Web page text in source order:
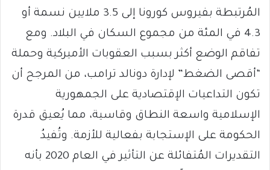
المُرتبطة بفيروس كورونا إلى 3.5 ملايين نسمة أو
4.3 في المئة من مجموع السكان في البلاد. ومع
تفاقم الوضع أكثر بسبب العقوبات الأميركية وحملة
“أقصى الضغط” لإدارة دونالد ترامب، من المرجح أن
تكون التداعيات الإقتصادية على الجمهورية
الإسلامية واسعة النطاق وقاسية، مما يُعيق قدرة
الحكومة على الإستجابة بفعالية للأزمة. وتُفيدُ
التقديرات المُتفائلة عن التأثير في العام 2020 بأنه